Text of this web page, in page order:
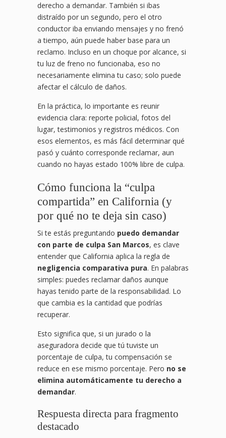
derecho a demandar. También si ibas
distraído por un segundo, pero el otro
conductor iba enviando mensajes y no frenó
a tiempo, aún puede haber base para un
reclamo. Incluso en un choque por alcance, si
tu luz de freno no funcionaba, eso no
necesariamente elimina tu caso; solo puede
afectar el cálculo de daños.
En la práctica, lo importante es reunir
evidencia clara: reporte policial, fotos del
lugar, testimonios y registros médicos. Con
esos elementos, es más fácil determinar qué
pasó y cuánto corresponde reclamar, aun
cuando no hayas estado 100% libre de culpa.
Cómo funciona la “culpa
compartida” en California (y
por qué no te deja sin caso)
Si te estás preguntando puedo demandar
con parte de culpa San Marcos, es clave
entender que California aplica la regla de
negligencia comparativa pura. En palabras
simples: puedes reclamar daños aunque
hayas tenido parte de la responsabilidad. Lo
que cambia es la cantidad que podrías
recuperar.
Esto significa que, si un jurado o la
aseguradora decide que tú tuviste un
porcentaje de culpa, tu compensación se
reduce en ese mismo porcentaje. Pero no se
elimina automáticamente tu derecho a
demandar.
Respuesta directa para fragmento
destacado